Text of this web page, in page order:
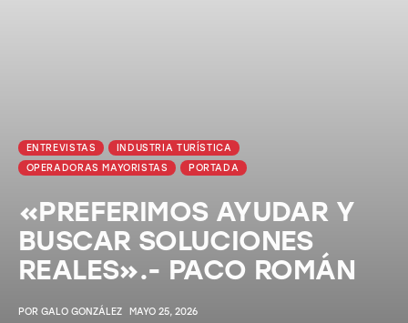
ENTREVISTAS
INDUSTRIA TURÍSTICA
OPERADORAS MAYORISTAS
PORTADA
«PREFERIMOS AYUDAR Y
BUSCAR SOLUCIONES
REALES».- PACO ROMÁN
POR GALO GONZÁLEZ MAYO 25, 2026